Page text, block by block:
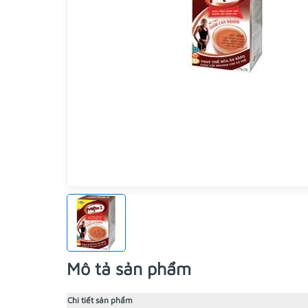
Mô tả sản phẩm
Chi tiết sản phẩm